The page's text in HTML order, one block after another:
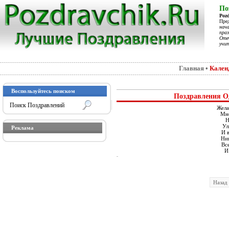
Главная •
Воспользуйтесь поиском
Реклама
Поздравления
И
И
Назад